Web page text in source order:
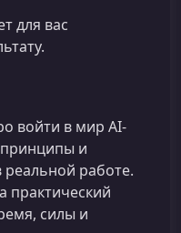
для вас
войти в мир AI-
и
реальной работе.
практический
силы и